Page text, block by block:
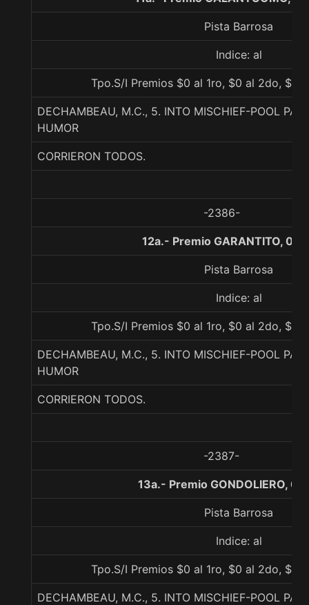
Pista Barrosa
Indice: al
Tpo.S/I Premios $0 al 1ro, $0 al 2do, $0
DECHAMBEAU, M.C., 5. INTO MISCHIEF-POOL
HUMOR
CORRIERON TODOS.
-2386-
12a.- Premio GARANTITO, 0
Pista Barrosa
Indice: al
Tpo.S/I Premios $0 al 1ro, $0 al 2do, $0
DECHAMBEAU, M.C., 5. INTO MISCHIEF-POOL
HUMOR
CORRIERON TODOS.
-2387-
13a.- Premio GONDOLIERO, 0
Pista Barrosa
Indice: al
Tpo.S/I Premios $0 al 1ro, $0 al 2do, $0
DECHAMBEAU, M.C., 5. INTO MISCHIEF-POOL